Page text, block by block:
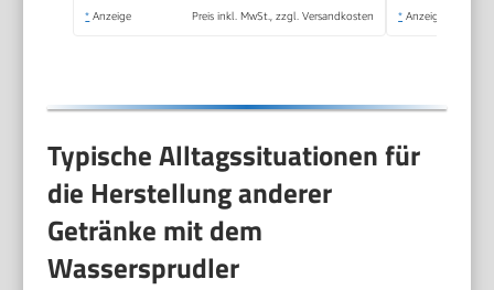
* Anzeige Preis inkl. MwSt., zzgl. Versandkosten * Anzeige
Typische Alltagssituationen für
die Herstellung anderer
Getränke mit dem
Wassersprudler